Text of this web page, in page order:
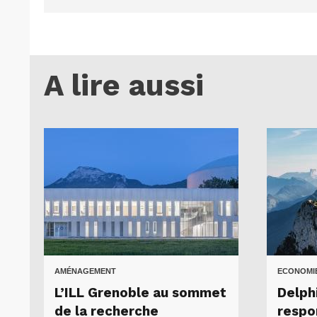
A lire aussi
AMÉNAGEMENT
L’ILL Grenoble au sommet
de la recherche